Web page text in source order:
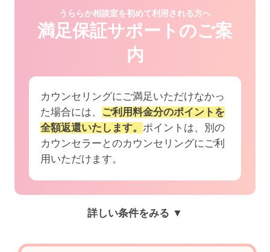
うららか相談室を初めて利用される方へ
満足保証サポートのご案
内
カウンセリングにご満足いただけなかっ
た場合には、
ご利用料金分のポイントを
全額返還いたします。 ポイントは、別の
カウンセラーとのカウンセリングにご利
用いただけます。
詳しい条件をみる ▼